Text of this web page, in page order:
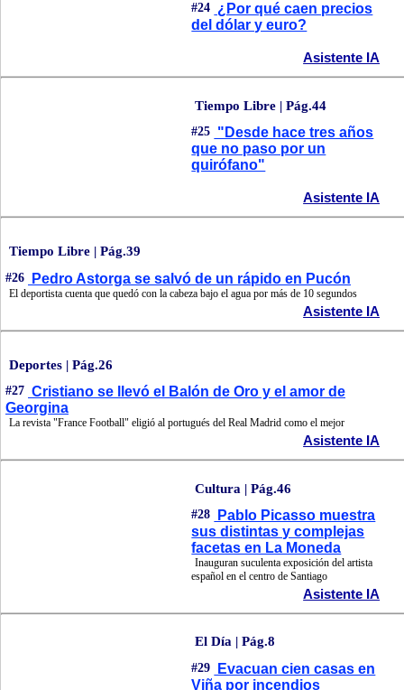
#24 ¿Por qué caen precios
del dólar y euro?
Asistente IA
Tiempo Libre | Pág.44
#25 "Desde hace tres años
que no paso por un
quirófano"
Asistente IA
Tiempo Libre | Pág.39
#26 Pedro Astorga se salvó de un rápido en Pucón
El deportista cuenta que quedó con la cabeza bajo el agua por más de 10 segundos
Asistente IA
Deportes | Pág.26
#27 Cristiano se llevó el Balón de Oro y el amor de
Georgina
La revista "France Football" eligió al portugués del Real Madrid como el mejor
Asistente IA
Cultura | Pág.46
#28
Pablo Picasso muestra
sus distintas y complejas
facetas en La Moneda
Inauguran suculenta exposición del artista
español en el centro de Santiago
Asistente IA
El Día | Pág.8
#29
Evacuan cien casas en
Viña por incendios